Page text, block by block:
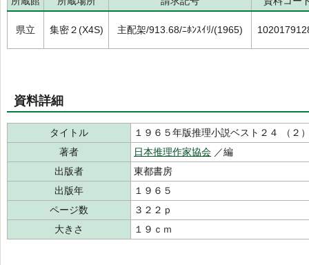
県立 集密２(X4S) 主配架/913.68/ﾆﾎﾝｽｲﾘ/(1965)
資料詳細
タイトル
１９６５年版推理小説ベスト２４ （２
著者
日本推理作家協会 ／編
出版者
東都書房
出版年
１９６５
ページ数
３２２ｐ
大きさ
１９ｃｍ